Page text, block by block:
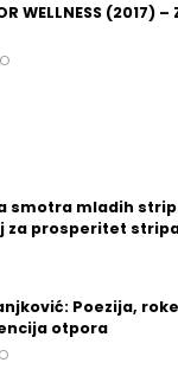
WELLNESS
smotra mladih
za prosperitet
Poezija,
otpora